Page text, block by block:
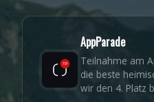
AppParade
Teilnahme am
die beste
wir den 4. Platz